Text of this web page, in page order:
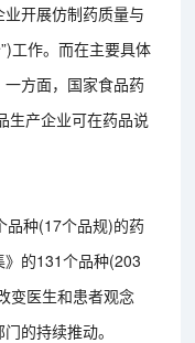
开展仿制药质量与
工作。而在主要具体
一方面，国家食品药
生产企业可在药品说
品种(17个品规)的药
的131个品种(203
变医生和患者观念
的持续推动。